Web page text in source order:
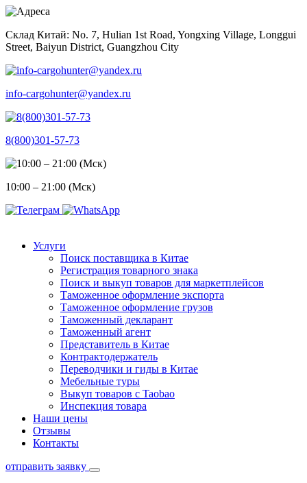
Skip
content
Склад Китай: No. 7, Hulian 1st Road, Yongxing Village, Longgui
Street, Baiyun District, Guangzhou City
info-cargohunter@yandex.ru
8(800)301-57-73
10:00 – 21:00 (Мск)
Услуги
Поиск поставщика в Китае
Регистрация товарного знака
Поиск и выкуп товаров для маркетплейсов
Таможенное оформление экспорта
Таможенное оформление грузов
Таможенный декларант
Таможенный агент
Представитель в Китае
Контрактодержатель
Переводчики и гиды в Китае
Мебельные туры
Выкуп товаров с Taobao
Инспекция товара
Наши цены
Отзывы
Контакты
отправить заявку